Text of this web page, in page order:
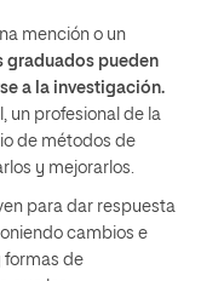
mención o un
graduados pueden
a la investigación.
un profesional de la
de métodos de
y mejorarlos.
para dar respuesta
cambios e
formas de